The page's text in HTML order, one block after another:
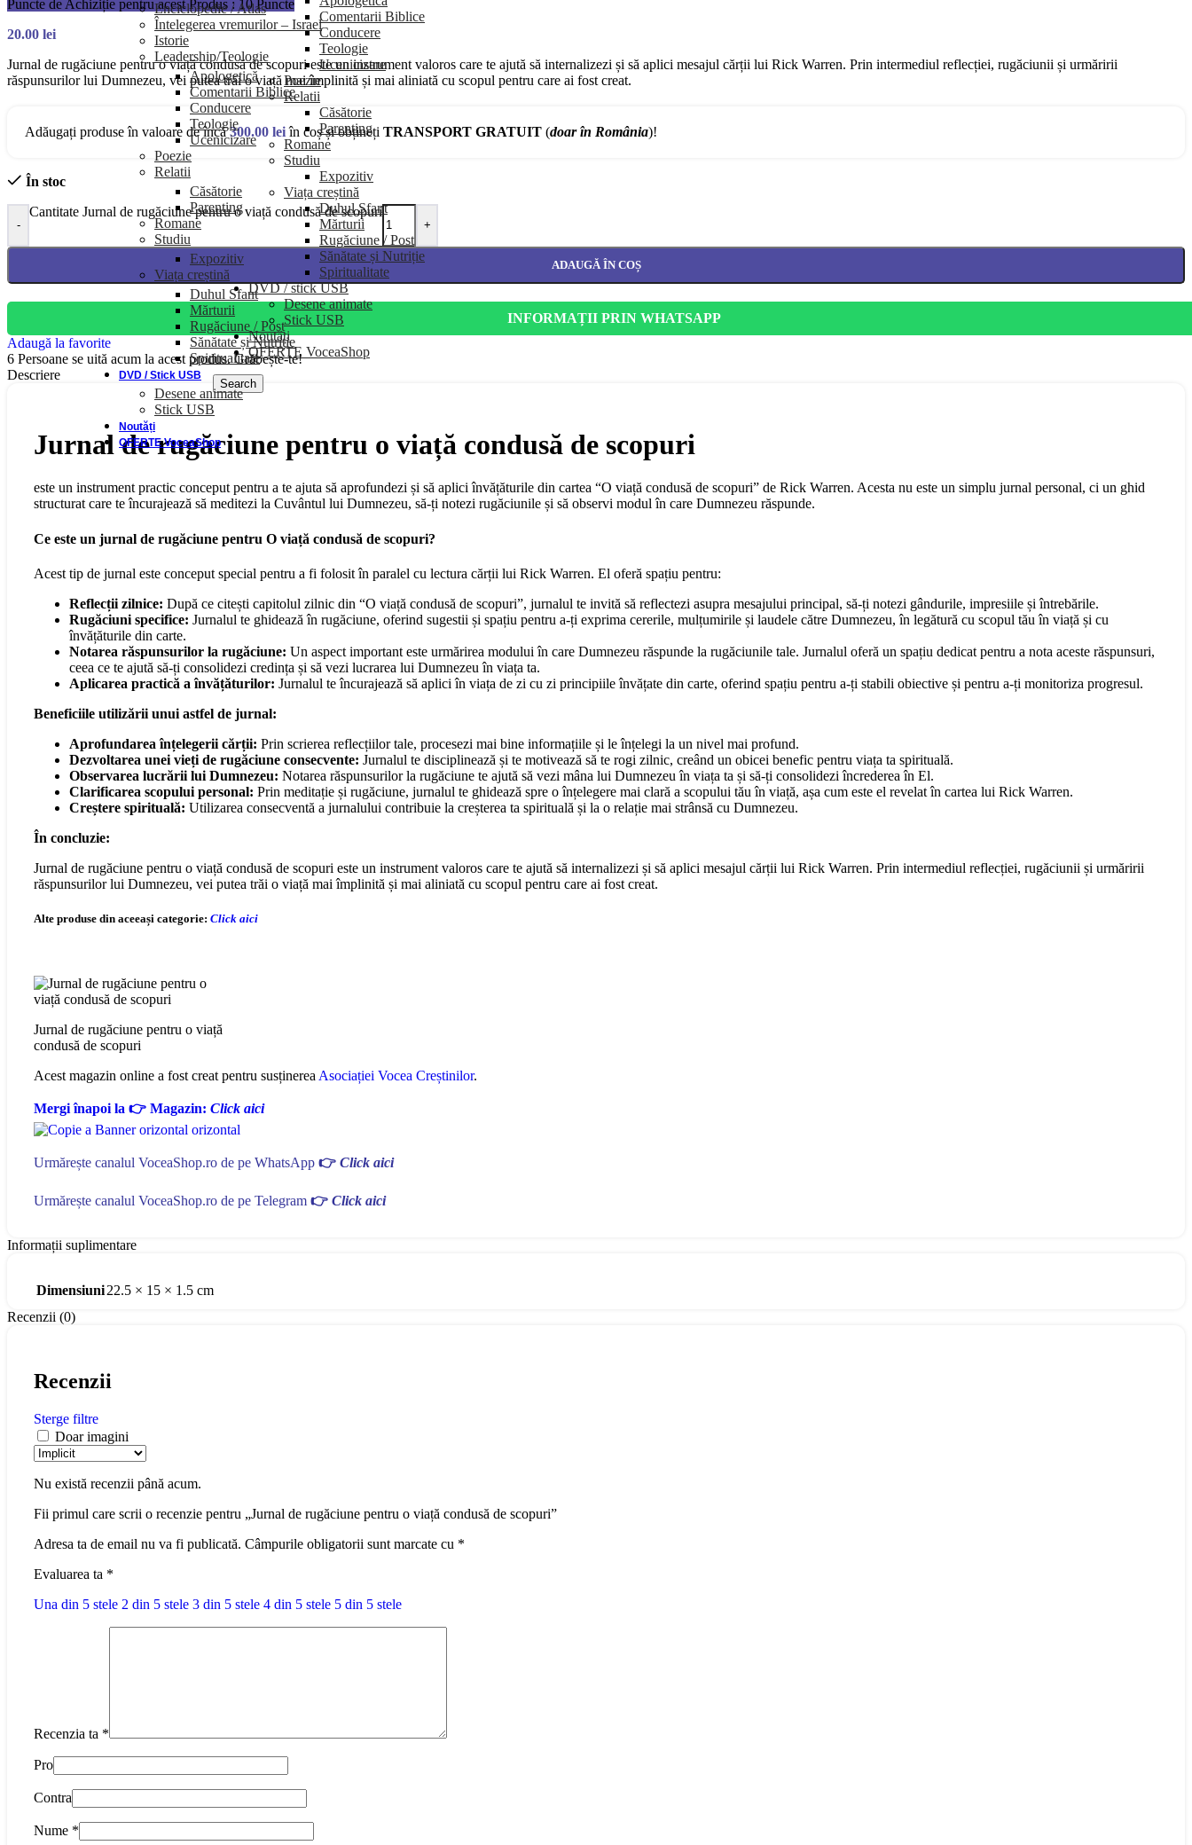
Comentarii Biblice
Conducere
Teologie
Ucenicizare
Poezie
Relatii
Căsătorie
Parenting
Romane
Studiu
Expozitiv
Viața creștină
Duhul Sfant
Mărturii
Rugăciune / Post
Sănătate și Nutriție
Spiritualitate
DVD / stick USB
Desene animate
Stick USB
Noutăți
OFERTE VoceaShop
Search
Enciclopedie / Atlas
Întelegerea vremurilor – Israel
Istorie
Leadership/Teologie
Apologetică
Comentarii Biblice
Conducere
Teologie
Ucenicizare
Poezie
Relatii
Căsătorie
Parenting
Romane
Studiu
Expozitiv
Viața creștină
Duhul Sfant
Mărturii
Rugăciune / Post
Sănătate și Nutriție
Spiritualitate
DVD / Stick USB
Desene animate
Stick USB
Noutăți
OFERTE VoceaShop
Puncte de Achiziție pentru acest Produs : 10 Puncte
20.00 lei
Jurnal de rugăciune pentru o viață condusă de scopuri este un instrument valoros care te ajută să internalizezi și să aplici mesajul cărții lui Rick Warren. Prin intermediul reflecției, rugăciunii și urmăririi
răspunsurilor lui Dumnezeu, vei putea trăi o viață mai împlinită și mai aliniată cu scopul pentru care ai fost creat.
Adăugați produse în valoare de încă300.00 leiîn coș și obțineți TRANSPORT GRATUIT (doar în România)!
În stoc
-
Cantitate Jurnal de rugăciune pentru o viață condusă de scopuri
+
ADAUGĂ ÎN COȘ
INFORMAȚII PRIN WHATSAPP
Adaugă la favorite
6 Persoane se uită acum la acest produs. Grăbește-te!
Descriere
Jurnal de rugăciune pentru o viață condusă de scopuri
este un instrument practic conceput pentru a te ajuta să aprofundezi și să aplici învățăturile din cartea “O viață condusă de scopuri” de Rick Warren. Acesta nu este un simplu jurnal personal, ci un ghid
structurat care te încurajează să meditezi la Cuvântul lui Dumnezeu, să-ți notezi rugăciunile și să observi modul în care Dumnezeu răspunde.
Ce este un jurnal de rugăciune pentru O viață condusă de scopuri?
Acest tip de jurnal este conceput special pentru a fi folosit în paralel cu lectura cărții lui Rick Warren. El oferă spațiu pentru:
Reflecții zilnice: După ce citești capitolul zilnic din “O viață condusă de scopuri”, jurnalul te invită să reflectezi asupra mesajului principal, să-ți notezi gândurile, impresiile și întrebările.
Rugăciuni specifice: Jurnalul te ghidează în rugăciune, oferind sugestii și spațiu pentru a-ți exprima cererile, mulțumirile și laudele către Dumnezeu, în legătură cu scopul tău în viață și cu
învățăturile din carte.
Notarea răspunsurilor la rugăciune: Un aspect important este urmărirea modului în care Dumnezeu răspunde la rugăciunile tale. Jurnalul oferă un spațiu dedicat pentru a nota aceste răspunsuri,
ceea ce te ajută să-ți consolidezi credința și să vezi lucrarea lui Dumnezeu în viața ta.
Aplicarea practică a învățăturilor: Jurnalul te încurajează să aplici în viața de zi cu zi principiile învățate din carte, oferind spațiu pentru a-ți stabili obiective și pentru a-ți monitoriza progresul.
Beneficiile utilizării unui astfel de jurnal:
Aprofundarea înțelegerii cărții: Prin scrierea reflecțiilor tale, procesezi mai bine informațiile și le înțelegi la un nivel mai profund.
Dezvoltarea unei vieți de rugăciune consecvente: Jurnalul te disciplinează și te motivează să te rogi zilnic, creând un obicei benefic pentru viața ta spirituală.
Observarea lucrării lui Dumnezeu: Notarea răspunsurilor la rugăciune te ajută să vezi mâna lui Dumnezeu în viața ta și să-ți consolidezi încrederea în El.
Clarificarea scopului personal: Prin meditație și rugăciune, jurnalul te ghidează spre o înțelegere mai clară a scopului tău în viață, așa cum este el revelat în cartea lui Rick Warren.
Creștere spirituală: Utilizarea consecventă a jurnalului contribuie la creșterea ta spirituală și la o relație mai strânsă cu Dumnezeu.
În concluzie:
Jurnal de rugăciune pentru o viață condusă de scopuri este un instrument valoros care te ajută să internalizezi și să aplici mesajul cărții lui Rick Warren. Prin intermediul reflecției, rugăciunii și urmăririi
răspunsurilor lui Dumnezeu, vei putea trăi o viață mai împlinită și mai aliniată cu scopul pentru care ai fost creat.
Alte produse din aceeași categorie: Click aici
Jurnal de rugăciune pentru o viață
condusă de scopuri
Acest magazin online a fost creat pentru susținerea Asociației Vocea Creștinilor.
Mergi înapoi la 👉 Magazin: Click aici
Urmărește canalul VoceaShop.ro de pe WhatsApp 👉 Click aici
Urmărește canalul VoceaShop.ro de pe Telegram 👉 Click aici
Informații suplimentare
Dimensiuni22.5 × 15 × 1.5 cm
Recenzii (0)
Recenzii
Sterge filtre
Doar imagini
Nu există recenzii până acum.
Fii primul care scrii o recenzie pentru „Jurnal de rugăciune pentru o viață condusă de scopuri”
Adresa ta de email nu va fi publicată. Câmpurile obligatorii sunt marcate cu *
Evaluarea ta *
Una din 5 stele 2 din 5 stele 3 din 5 stele 4 din 5 stele 5 din 5 stele
Recenzia ta *
Pro
Contra
Nume *